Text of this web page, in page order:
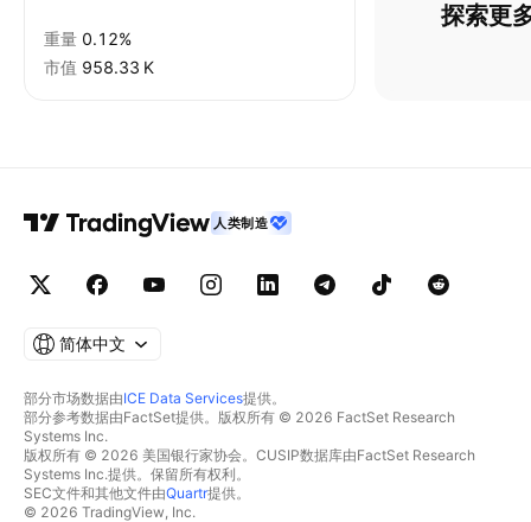
重量 0.12%
市值 ‪958.33 K‬
探索更
人类制造
简体中文
部分市场数据由ICE Data Services提供。
部分参考数据由FactSet提供。版权所有 © 2026 FactSet Research
Systems Inc.
版权所有 © 2026 美国银行家协会。CUSIP数据库由FactSet Research
Systems Inc.提供。保留所有权利。
SEC文件和其他文件由Quartr提供。
© 2026 TradingView, Inc.